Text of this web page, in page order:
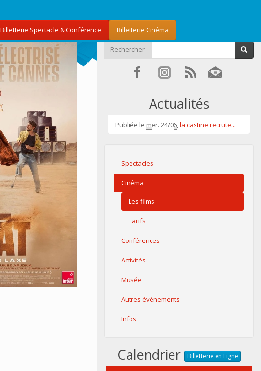
Billetterie Spectacle & Conférence Billetterie Cinéma
Rechercher
Actualités
Publiée le mer. 24/06,la castine recrute...
Spectacles
Cinéma
Les films
Tarifs
Conférences
Activités
Musée
Autres événements
Infos
Calendrier Billetterie en Ligne